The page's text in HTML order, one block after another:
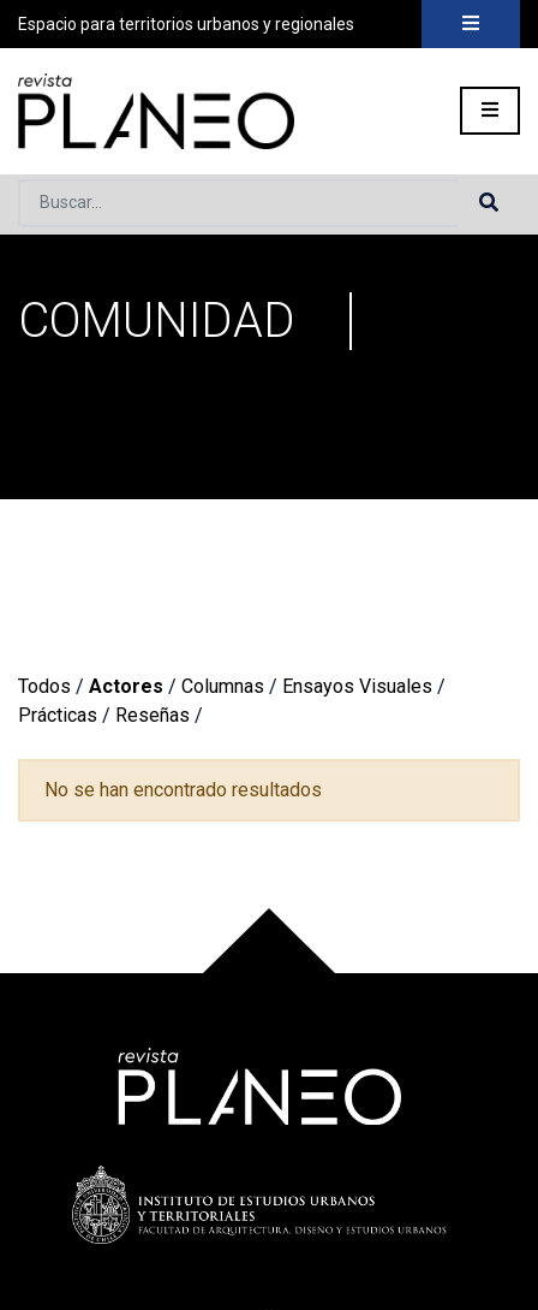
Espacio para territorios urbanos y regionales
Buscar...
Portada » comunidad
COMUNIDAD
Todos / Actores / Columnas / Ensayos Visuales /
Prácticas / Reseñas /
No se han encontrado resultados